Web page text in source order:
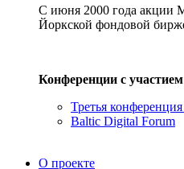
С июня 2000 года акции
Йоркской фондовой
Конференции с
Третья
Baltic Digital Forum
О проекте